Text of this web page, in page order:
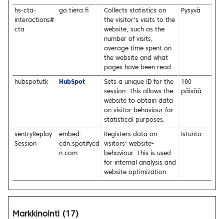
hs-cta-
interactions#
cta
go.tiera.fi
Collects statistics on
the visitor's visits to the
website, such as the
number of visits,
average time spent on
the website and what
pages have been read.
Pysyvä
hubspotutk HubSpot
Sets a unique ID for the
session. This allows the
website to obtain data
on visitor behaviour for
statistical purposes.
180
päivää
sentryReplay
Session
embed-
cdn.spotifycd
n.com
Registers data on
visitors' website-
behaviour. This is used
for internal analysis and
website optimization.
Istunto
Markkinointi (17)